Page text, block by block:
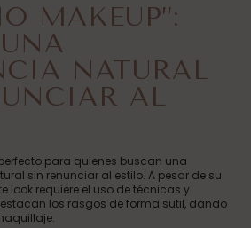
MAKEUP”:
NATURAL
AL
perfecto para quienes buscan una
sin renunciar al estilo. A pesar de su
look requiere el uso de técnicas y
los rasgos de forma sutil, dando